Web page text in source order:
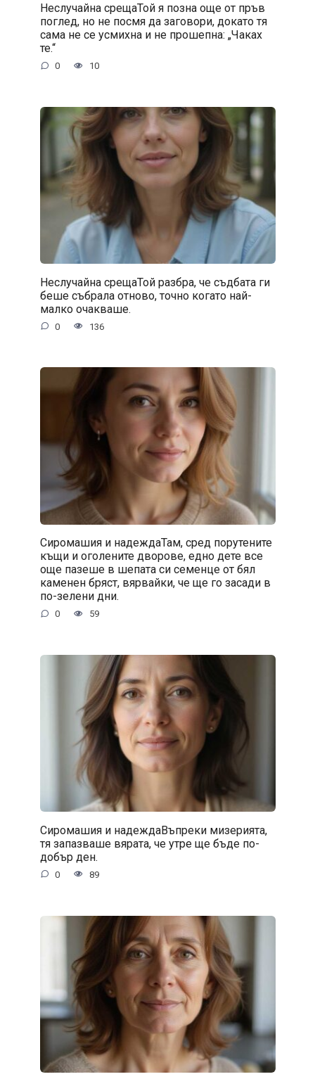
Неслучайна срещаТой я позна още от пръв
поглед, но не посмя да заговори, докато тя
сама не се усмихна и не прошепна: „Чаках
те.“
0 10
Неслучайна срещаТой разбра, че съдбата ги
беше събрала отново, точно когато най-
малко очакваше.
0 136
Сиромашия и надеждаТам, сред порутените
къщи и оголените дворове, едно дете все
още пазеше в шепата си семенце от бял
каменен бряст, вярвайки, че ще го засади в
по-зелени дни.
0 59
Сиромашия и надеждаВъпреки мизерията,
тя запазваше вярата, че утре ще бъде по-
добър ден.
0 89